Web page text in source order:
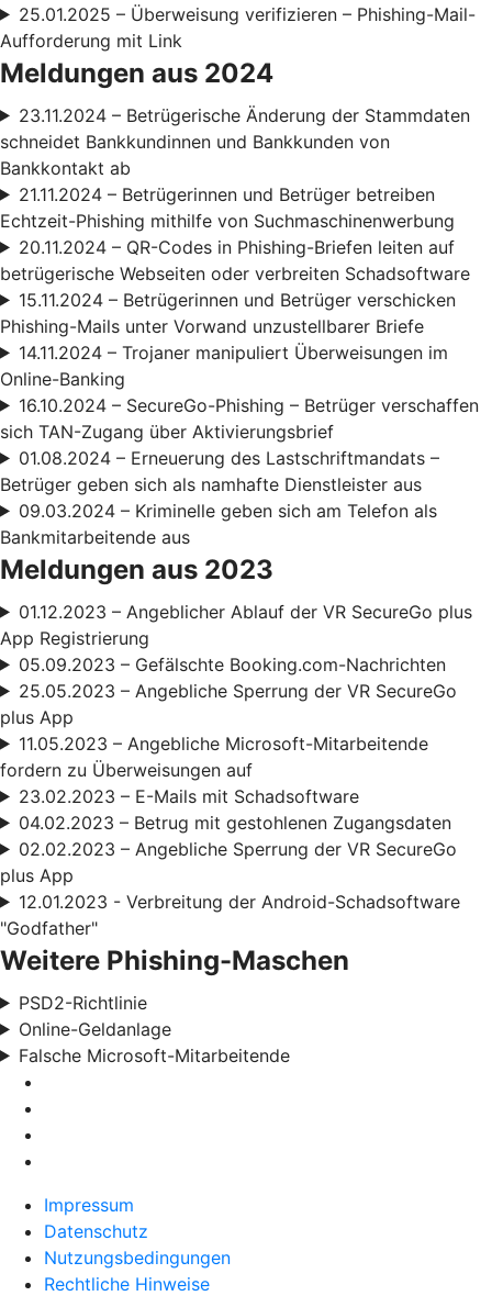
25.01.2025 – Überweisung verifizieren – Phishing-Mail-
Aufforderung mit Link
Meldungen aus 2024
23.11.2024 – Betrügerische Änderung der Stammdaten
schneidet Bankkundinnen und Bankkunden von
Bankkontakt ab
21.11.2024 – Betrügerinnen und Betrüger betreiben
Echtzeit-Phishing mithilfe von Suchmaschinenwerbung
20.11.2024 – QR-Codes in Phishing-Briefen leiten auf
betrügerische Webseiten oder verbreiten Schadsoftware
15.11.2024 – Betrügerinnen und Betrüger verschicken
Phishing-Mails unter Vorwand unzustellbarer Briefe
14.11.2024 – Trojaner manipuliert Überweisungen im
Online-Banking
16.10.2024 – SecureGo-Phishing – Betrüger verschaffen
sich TAN-Zugang über Aktivierungsbrief
01.08.2024 – Erneuerung des Lastschriftmandats –
Betrüger geben sich als namhafte Dienstleister aus
09.03.2024 – Kriminelle geben sich am Telefon als
Bankmitarbeitende aus
Meldungen aus 2023
01.12.2023 – Angeblicher Ablauf der VR SecureGo plus
App Registrierung
05.09.2023 – Gefälschte Booking.com-Nachrichten
25.05.2023 – Angebliche Sperrung der VR SecureGo
plus App
11.05.2023 – Angebliche Microsoft-Mitarbeitende
fordern zu Überweisungen auf
23.02.2023 – E-Mails mit Schadsoftware
04.02.2023 – Betrug mit gestohlenen Zugangsdaten
02.02.2023 – Angebliche Sperrung der VR SecureGo
plus App
12.01.2023 - Verbreitung der Android-Schadsoftware
"Godfather"
Weitere Phishing-Maschen
PSD2-Richtlinie
Online-Geldanlage
Falsche Microsoft-Mitarbeitende
Impressum
Datenschutz
Nutzungsbedingungen
Rechtliche Hinweise